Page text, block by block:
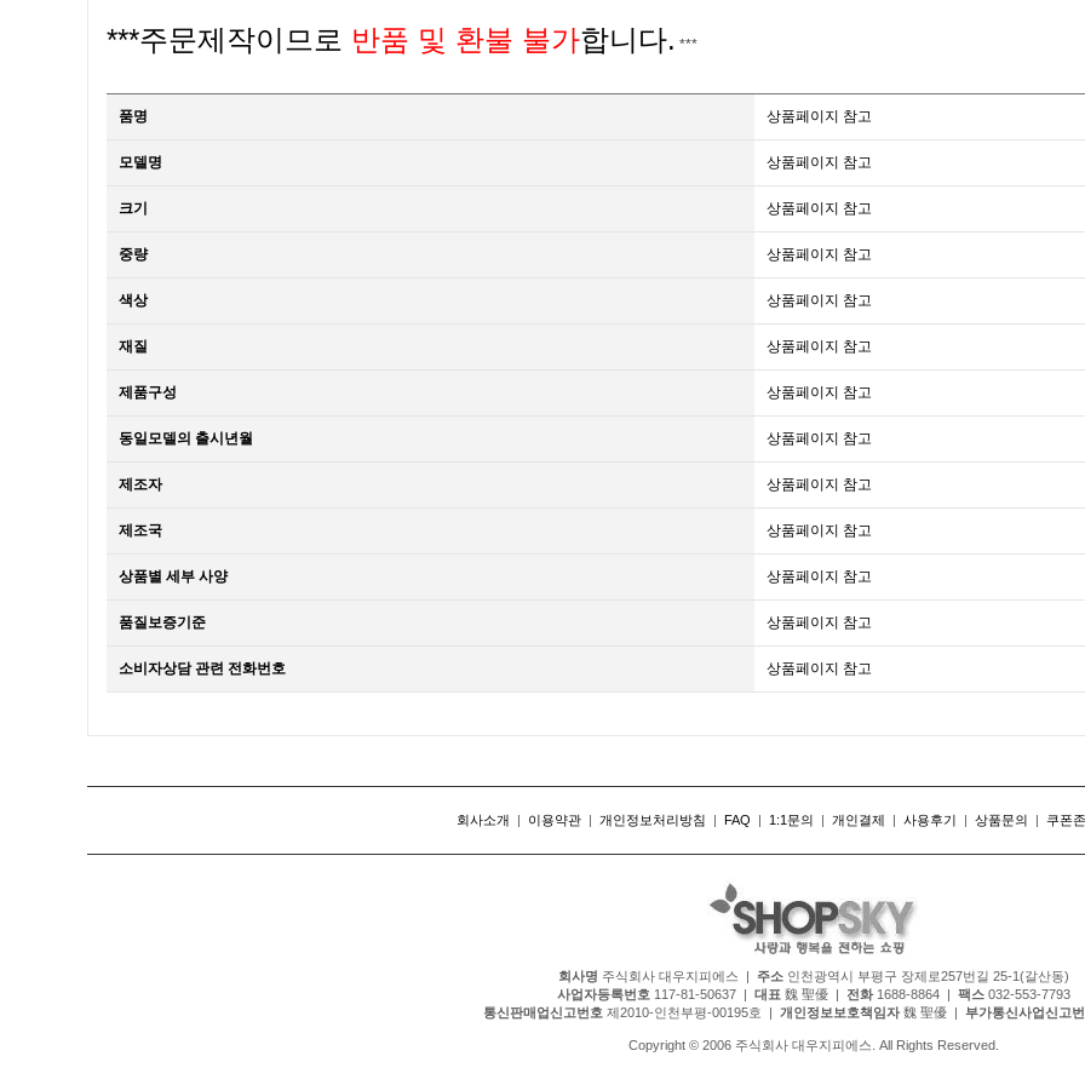
***주문제작이므로 반품 및 환불 불가합니다. ***
품명 상품페이지 참고
모델명 상품페이지 참고
크기 상품페이지 참고
중량 상품페이지 참고
색상 상품페이지 참고
재질 상품페이지 참고
제품구성 상품페이지 참고
동일모델의 출시년월 상품페이지 참고
제조자 상품페이지 참고
제조국 상품페이지 참고
상품별 세부 사양 상품페이지 참고
품질보증기준 상품페이지 참고
소비자상담 관련 전화번호 상품페이지 참고
회사소개 | 이용약관 | 개인정보처리방침 | FAQ | 1:1문의 | 개인결제 | 사용후기 | 상품문의 | 쿠폰존
회사명 주식회사 대우지피에스 | 주소 인천광역시 부평구 장제로257번길 25-1(갈산동)
사업자등록번호 117-81-50637 | 대표 魏 聖優 | 전화1688-8864 | 팩스 032-553-7793
통신판매업신고번호 제2010-인천부평-00195호 | 개인정보보호책임자魏 聖優 | 부가통신사업신고
Copyright © 2006 주식회사 대우지피에스. All Rights Reserved.